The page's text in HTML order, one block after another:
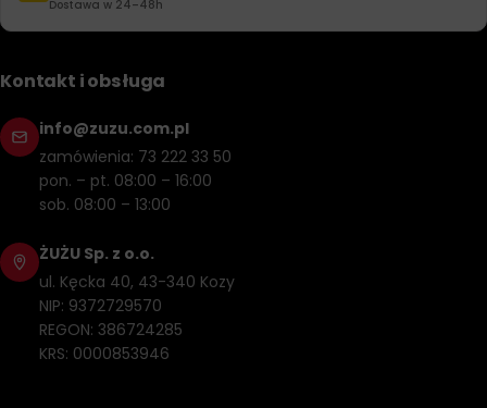
Dostawa w 24–48h
Kontakt i obsługa
info@zuzu.com.pl
zamówienia: 73 222 33 50
pon. – pt. 08:00 – 16:00
sob. 08:00 – 13:00
ŻUŻU Sp. z o.o.
ul. Kęcka 40, 43-340 Kozy
NIP: 9372729570
REGON: 386724285
KRS: 0000853946